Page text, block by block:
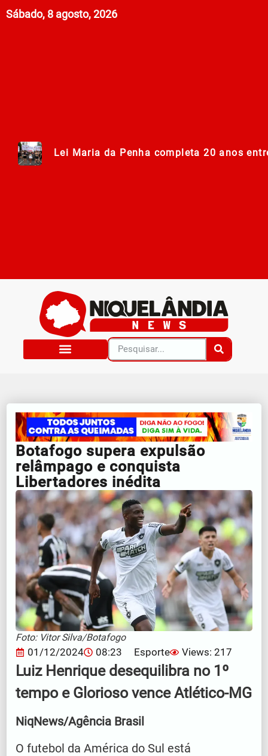
Sábado, 8 agosto, 2026
Lei Maria da Penha completa 20 anos
278ª Romaria do Muquém começa com
Centro Municipal de Apoio aos Romeiros
Polícia Militar de Goiás comemora 168
Botafogo supera expulsão
relâmpago e conquista
Libertadores inédita
Foto: Vitor Silva/Botafogo
01/12/2024 08:23 Esporte Views: 217
Luiz Henrique desequilibra no 1º
tempo e Glorioso vence Atlético-MG
NiqNews/Agência Brasil
O futebol da América do Sul está